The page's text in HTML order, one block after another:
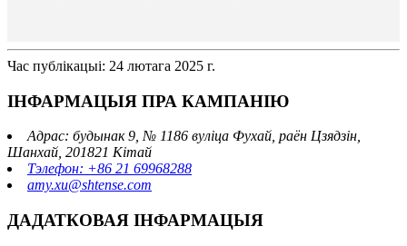
Час публікацыі: 24 лютага 2025 г.
ІНФАРМАЦЫЯ ПРА КАМПАНІЮ
Адрас: будынак 9, № 1186 вуліца Фухай, раён Цзядзін,
Шанхай, 201821 Кітай
Тэлефон: +86 21 69968288
amy.xu@shtense.com
ДАДАТКОВАЯ ІНФАРМАЦЫЯ